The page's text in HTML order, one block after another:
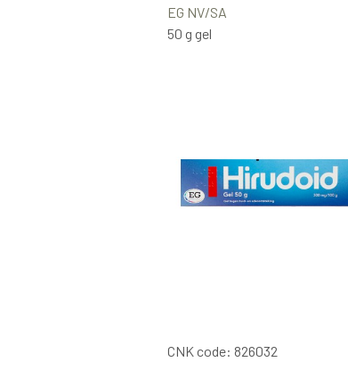
EG NV/SA
50 g gel
CNK code: 826032